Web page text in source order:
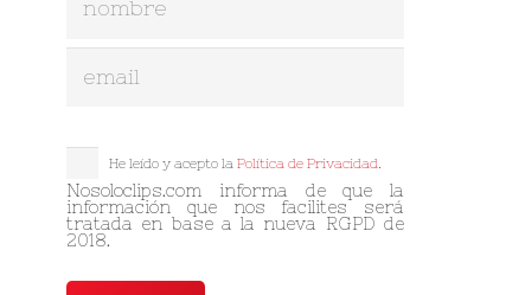
He leído y acepto la Política de Privacidad.
Nosoloclips.com informa de que la
información que nos facilites será
tratada en base a la nueva RGPD de
2018.